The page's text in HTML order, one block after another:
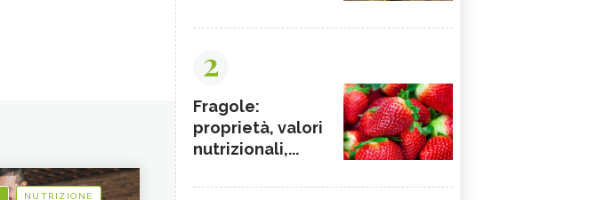
NUTRIZIONE
2
Fragole:
proprietà, valori
nutrizionali,...